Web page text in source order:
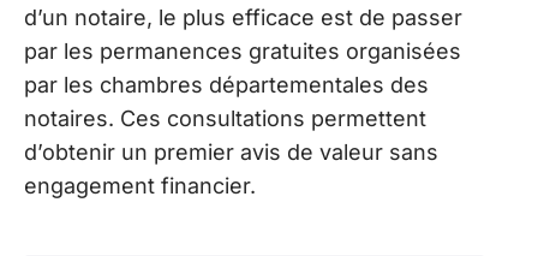
d’un notaire, le plus efficace est de passer
par les permanences gratuites organisées
par les chambres départementales des
notaires. Ces consultations permettent
d’obtenir un premier avis de valeur sans
engagement financier.